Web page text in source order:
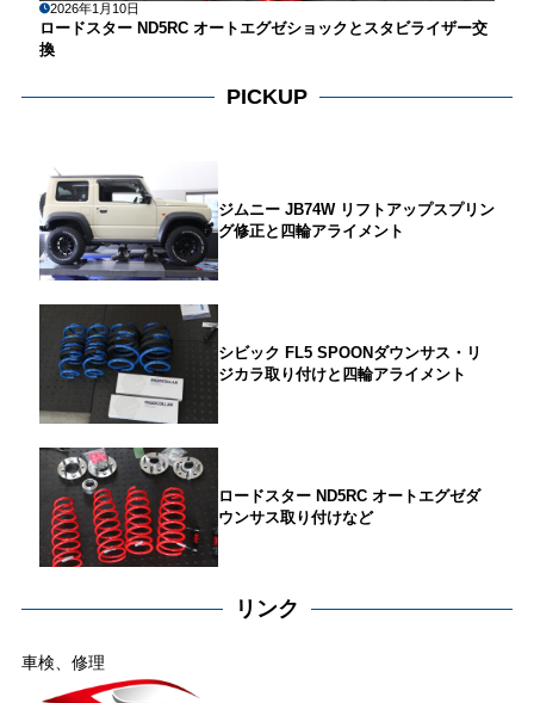
2026年1月10日
ロードスター ND5RC オートエグゼショックとスタビライザー交
換
PICKUP
ジムニー JB74W リフトアップスプリン
グ修正と四輪アライメント
シビック FL5 SPOONダウンサス・リ
ジカラ取り付けと四輪アライメント
ロードスター ND5RC オートエグゼダ
ウンサス取り付けなど
リンク
車検、修理